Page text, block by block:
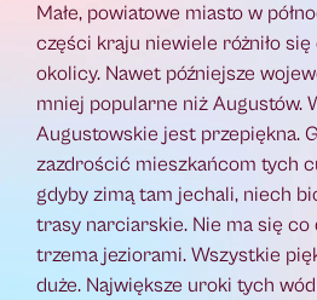
Małe, powiatowe miasto w
części kraju niewiele różniło
okolicy. Nawet późniejsze
mniej popularne niż Augustów.
Augustowskie jest przepiękna.
zazdrościć mieszkańcom tych
gdyby zimą tam jechali, niech
trasy narciarskie. Nie ma się co
trzema jeziorami. Wszystkie
duże. Największe uroki tych